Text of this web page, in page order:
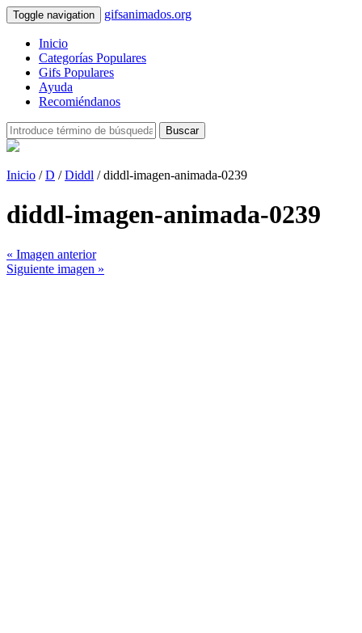
Toggle navigation gifsanimados.org
Inicio
Categorías Populares
Gifs Populares
Ayuda
Recomiéndanos
Buscar
Inicio /D /Diddl / diddl-imagen-animada-0239
diddl-imagen-animada-0239
« Imagen anterior
Siguiente imagen »